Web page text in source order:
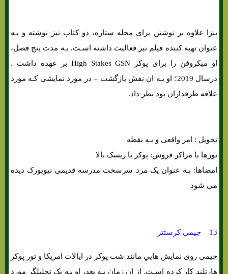
بنزا علاوه بر نوشتن برای مجله ستاره، دو کتاب نیز نوشته و بـه
عنوان تهیه کننده فیلم نیز فعالیت داشته اسـت. بـه مدت پنج فصل،
او میکروفن را برای پوکر High Stakes GSN بر عهده داشت .
درسال 2019؛ او بـه ان نقش بازگشت – در مورد نمایشی کـه مورد
علاقه طرفداران بود نظر داد.
تحویل : امر واقعی و بـه نقطه
تورها یا مراکز فروش: پوکر با ریسک بالا
امضاها: بـه عنوان یک مرد سرسخت مدرسه قدیمی نیویورک دیده
می شود
13 – جیمی کرستتر
جیمی روی نمایش هایي مانند شب پوکر در ایالات امریکا و تور پوکر
هارتلند کار کرده اسـت. از ان زمان بـه بعد، او بـه یک تحلیلگر مورد